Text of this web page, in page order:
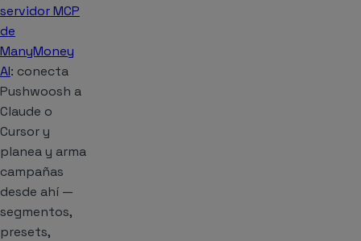
servidor MCP
de
ManyMoney
AI: conecta
Pushwoosh a
Claude o
Cursor y
planea y arma
campañas
desde ahí —
segmentos,
presets,